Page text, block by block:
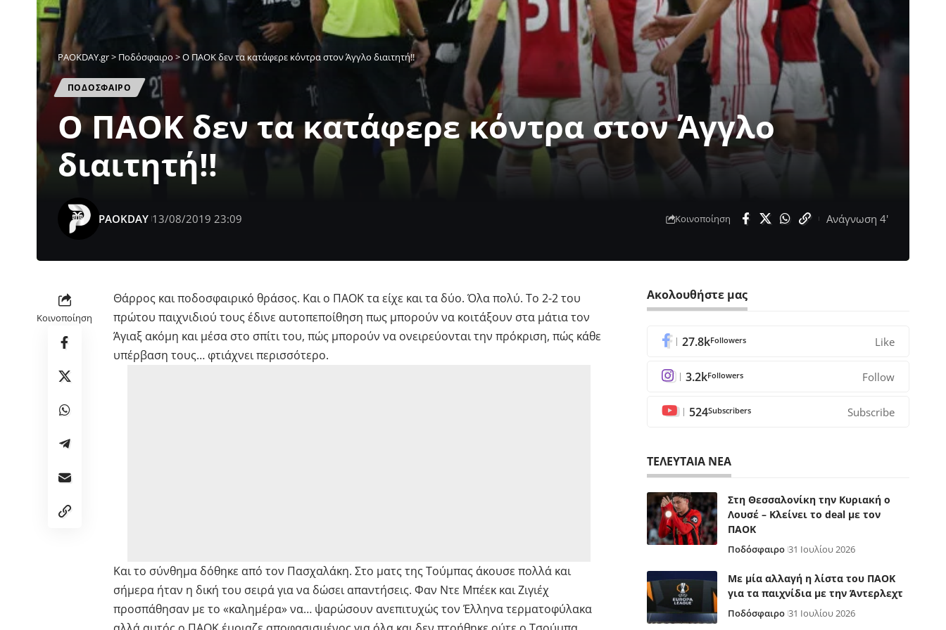
PAOKDAY.gr> Ποδόσφαιρο >Ο ΠΑΟΚ δεν τα κατάφερε κόντρα στον Άγγλο διαιτητή!!
ΠΟΔΟΣΦΑΙΡΟ
Ο ΠΑΟΚ δεν τα κατάφερε κόντρα στον Άγγλο
διαιτητή!!
PAOKDAY 13/08/2019 23:09 Κοινοποίηση Ανάγνωση 4'
Κοινοποίηση
Θάρρος και ποδοσφαιρικό θράσος. Και ο ΠΑΟΚ τα είχε και τα δύο. Όλα πολύ. Το 2-2 του
πρώτου παιχνιδιού τους έδινε αυτοπεποίθηση πως μπορούν να κοιτάξουν στα μάτια τον
Άγιαξ ακόμη και μέσα στο σπίτι του, πώς μπορούν να ονειρεύονται την πρόκριση, πώς κάθε
υπέρβαση τους… φτιάχνει περισσότερο.
Και το σύνθημα δόθηκε από τον Πασχαλάκη. Στο ματς της Τούμπας άκουσε πολλά και
σήμερα ήταν η δική του σειρά για να δώσει απαντήσεις. Φαν Ντε Μπέεκ και Ζιγιέχ
προσπάθησαν με το «καλημέρα» να… ψαρώσουν ανεπιτυχώς τον Έλληνα τερματοφύλακα
Ακολουθήστε μας
27.8kFollowers Like
3.2kFollowers Follow
524Subscribers Subscribe
ΤΕΛΕΥΤΑΙΑ ΝΕΑ
Στη Θεσσαλονίκη την Κυριακή ο
Λουσέ – Κλείνει το deal με τον
ΠΑΟΚ
Ποδόσφαιρο 31 Ιουλίου 2026
Με μία αλλαγή η λίστα του ΠΑΟΚ
για τα παιχνίδια με την Άντερλεχτ
Ποδόσφαιρο 31 Ιουλίου 2026